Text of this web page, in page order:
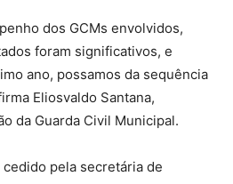
dos GCMs envolvidos,
foram significativos, e
ano, possamos da sequência
Eliosvaldo Santana,
da Guarda Civil Municipal.
pela secretária de